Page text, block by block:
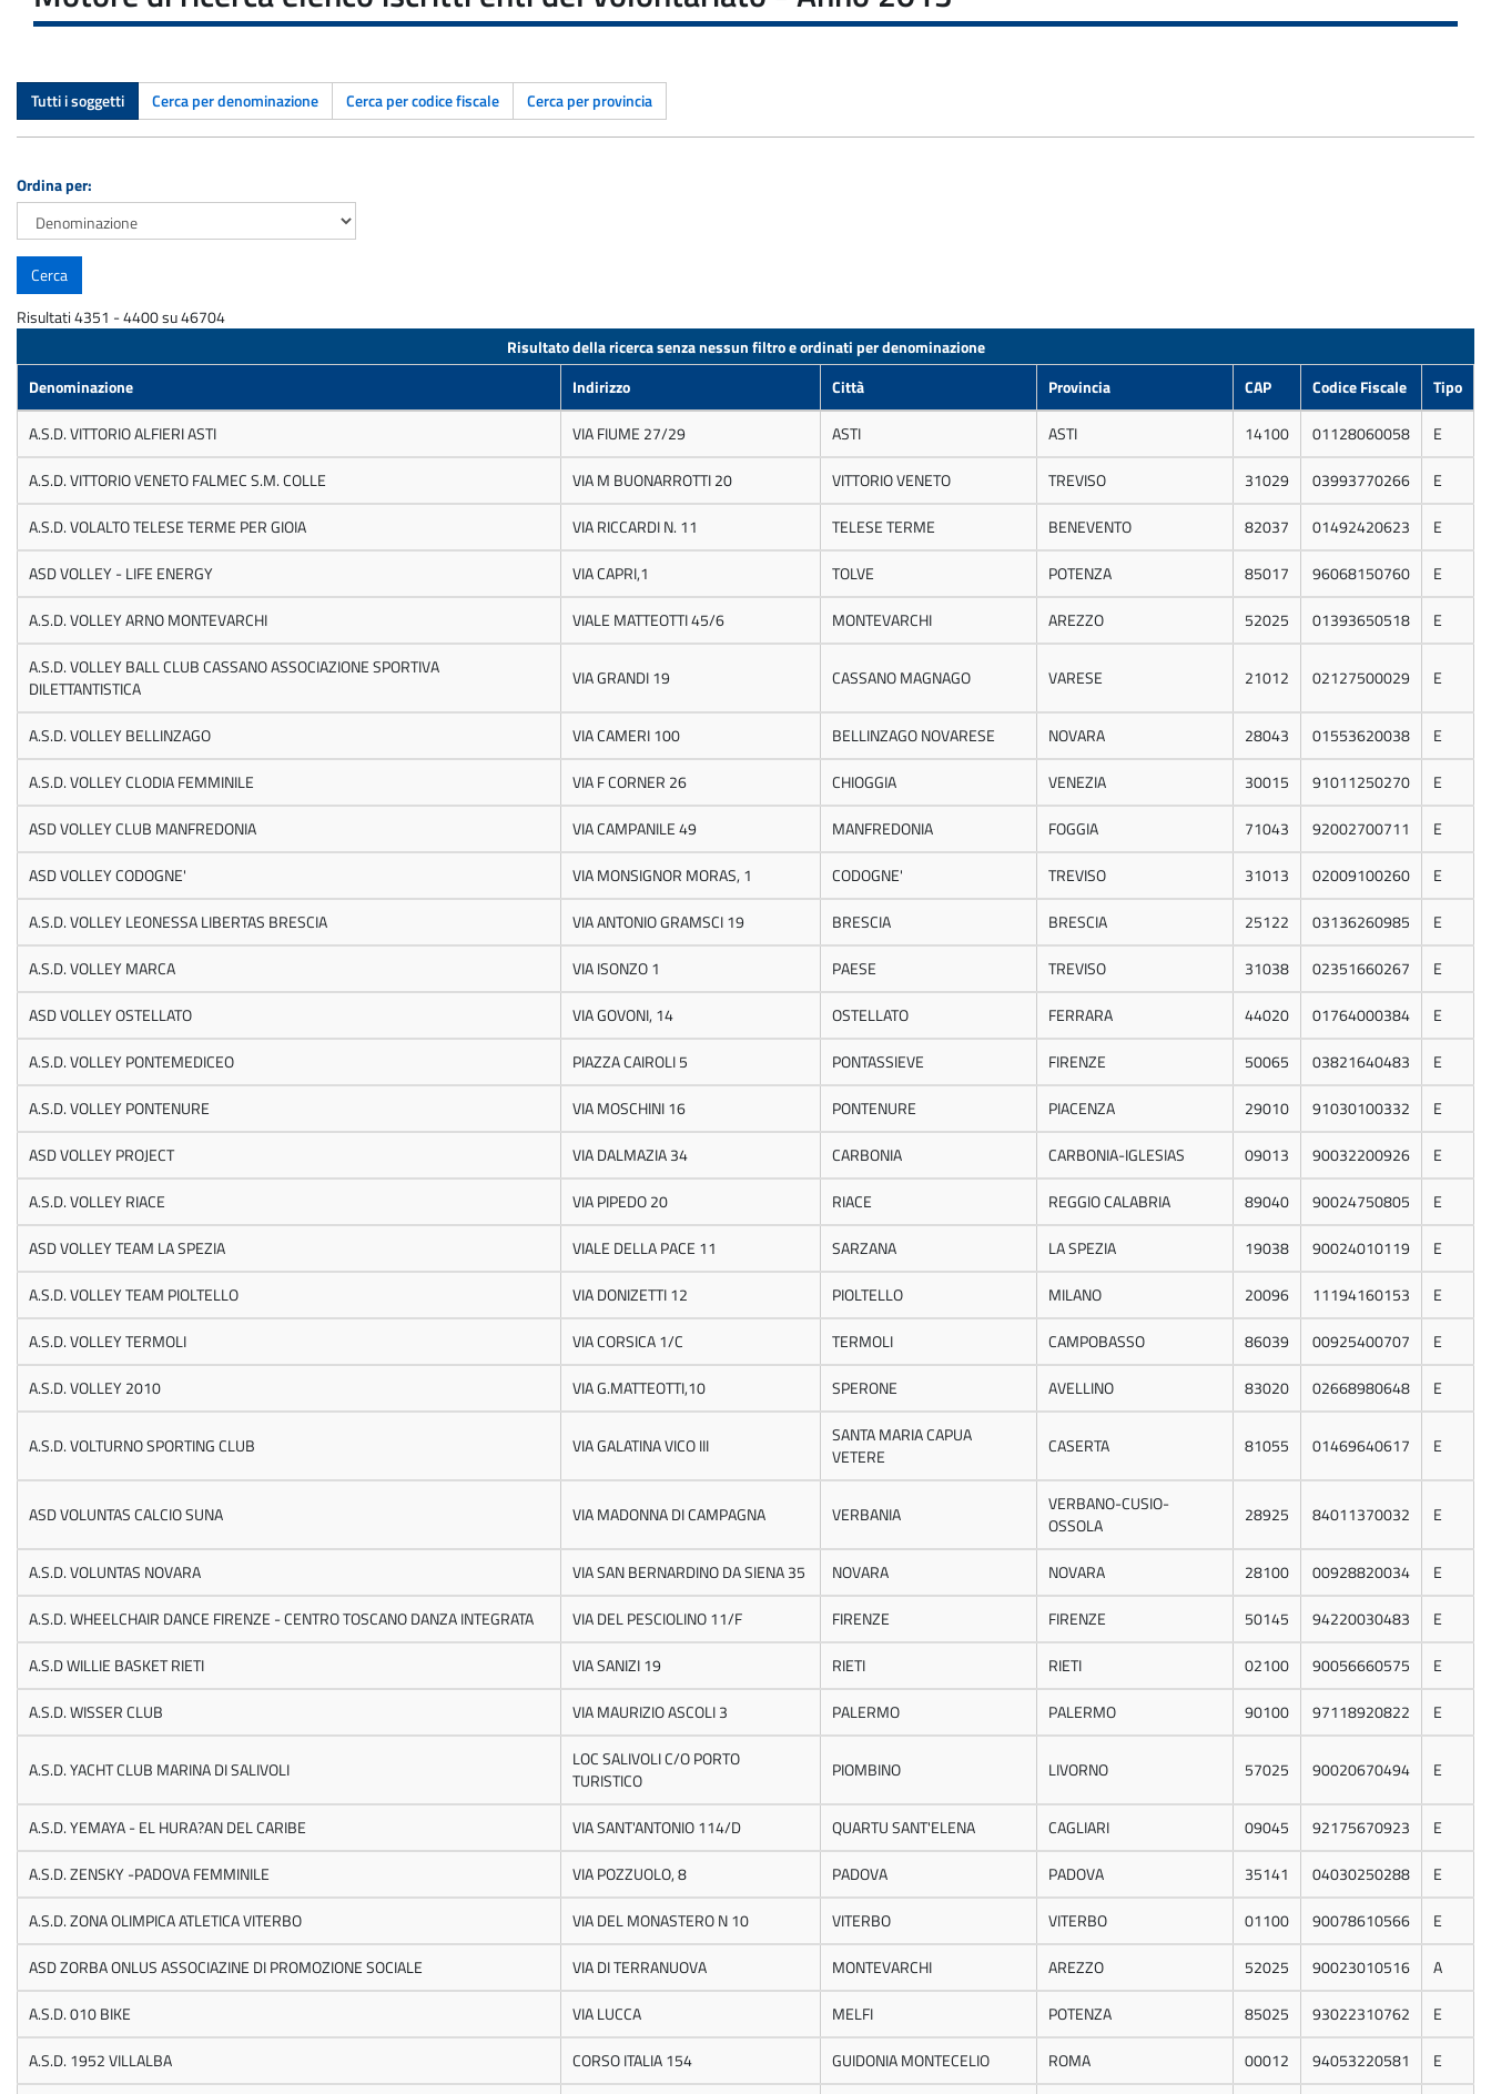
Tutti i soggetti Cerca per denominazione Cerca per codice fiscale Cerca per provincia
Ordina per:
Risultati 4351 - 4400 su 46704
Risultato della ricerca senza nessun filtro e ordinati per denominazione
Denominazione
Indirizzo Città Provincia CAP Codice Fiscale
Tipo
A.S.D. VITTORIO ALFIERI ASTI
VIA FIUME 27/29 ASTI ASTI 14100 01128060058
E
A.S.D. VITTORIO VENETO FALMEC S.M. COLLE
VIA M BUONARROTTI 20 VITTORIO VENETO TREVISO 31029 03993770266
E
A.S.D. VOLALTO TELESE TERME PER GIOIA
VIA RICCARDI N. 11 TELESE TERME BENEVENTO 82037 01492420623
E
ASD VOLLEY - LIFE ENERGY
VIA CAPRI,1 TOLVE POTENZA 85017 96068150760
E
A.S.D. VOLLEY ARNO MONTEVARCHI
VIALE MATTEOTTI 45/6 MONTEVARCHI AREZZO 52025 01393650518
E
A.S.D. VOLLEY BALL CLUB CASSANO ASSOCIAZIONE SPORTIVA
DILETTANTISTICA
VIA GRANDI 19 CASSANO MAGNAGO VARESE 21012 02127500029 E
A.S.D. VOLLEY BELLINZAGO VIA CAMERI 100 BELLINZAGO NOVARESE NOVARA 28043 01553620038
E
A.S.D. VOLLEY CLODIA FEMMINILE
VIA F CORNER 26 CHIOGGIA VENEZIA 30015 91011250270
E
ASD VOLLEY CLUB MANFREDONIA
VIA CAMPANILE 49 MANFREDONIA FOGGIA 71043 92002700711
E
ASD VOLLEY CODOGNE'
VIA MONSIGNOR MORAS, 1 CODOGNE' TREVISO 31013 02009100260
E
A.S.D. VOLLEY LEONESSA LIBERTAS BRESCIA
VIA ANTONIO GRAMSCI 19 BRESCIA BRESCIA 25122 03136260985
E
A.S.D. VOLLEY MARCA
VIA ISONZO 1 PAESE TREVISO 31038 02351660267
E
ASD VOLLEY OSTELLATO
VIA GOVONI, 14 OSTELLATO FERRARA 44020 01764000384
E
A.S.D. VOLLEY PONTEMEDICEO
PIAZZA CAIROLI 5 PONTASSIEVE FIRENZE 50065 03821640483
E
A.S.D. VOLLEY PONTENURE
VIA MOSCHINI 16 PONTENURE PIACENZA 29010 91030100332
E
ASD VOLLEY PROJECT
VIA DALMAZIA 34 CARBONIA CARBONIA-IGLESIAS 09013 90032200926
E
A.S.D. VOLLEY RIACE
VIA PIPEDO 20 RIACE REGGIO CALABRIA 89040 90024750805
E
ASD VOLLEY TEAM LA SPEZIA
VIALE DELLA PACE 11 SARZANA LA SPEZIA 19038 90024010119
E
A.S.D. VOLLEY TEAM PIOLTELLO
VIA DONIZETTI 12 PIOLTELLO MILANO 20096 11194160153
E
A.S.D. VOLLEY TERMOLI
VIA CORSICA 1/C TERMOLI CAMPOBASSO 86039 00925400707
E
A.S.D. VOLLEY 2010
VIA G.MATTEOTTI,10 SPERONE AVELLINO 83020 02668980648 E
A.S.D. VOLTURNO SPORTING CLUB VIA GALATINA VICO III
SANTA MARIA CAPUA
VETERE
CASERTA 81055 01469640617 E
ASD VOLUNTAS CALCIO SUNA VIA MADONNA DI CAMPAGNA VERBANIA
VERBANO-CUSIO-
OSSOLA
28925 84011370032 E
A.S.D. VOLUNTAS NOVARA VIA SAN BERNARDINO DA SIENA 35 NOVARA NOVARA 28100 00928820034
E
A.S.D. WHEELCHAIR DANCE FIRENZE - CENTRO TOSCANO DANZA INTEGRATA
VIA DEL PESCIOLINO 11/F FIRENZE FIRENZE 50145 94220030483
E
A.S.D WILLIE BASKET RIETI
VIA SANIZI 19 RIETI RIETI 02100 90056660575
E
A.S.D. WISSER CLUB
VIA MAURIZIO ASCOLI 3 PALERMO PALERMO 90100 97118920822 E
A.S.D. YACHT CLUB MARINA DI SALIVOLI
LOC SALIVOLI C/O PORTO
TURISTICO
PIOMBINO LIVORNO 57025 90020670494 E
A.S.D. YEMAYA - EL HURA?AN DEL CARIBE VIA SANT'ANTONIO 114/D QUARTU SANT'ELENA CAGLIARI 09045 92175670923
E
A.S.D. ZENSKY -PADOVA FEMMINILE
VIA POZZUOLO, 8 PADOVA PADOVA 35141 04030250288
E
A.S.D. ZONA OLIMPICA ATLETICA VITERBO
VIA DEL MONASTERO N 10 VITERBO VITERBO 01100 90078610566
E
ASD ZORBA ONLUS ASSOCIAZINE DI PROMOZIONE SOCIALE
VIA DI TERRANUOVA MONTEVARCHI AREZZO 52025 90023010516
A
A.S.D. 010 BIKE
VIA LUCCA MELFI POTENZA 85025 93022310762
E
A.S.D. 1952 VILLALBA
CORSO ITALIA 154 GUIDONIA MONTECELIO ROMA 00012 94053220581
E